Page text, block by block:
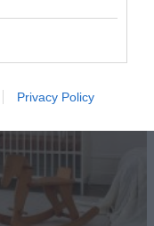
Privacy Policy